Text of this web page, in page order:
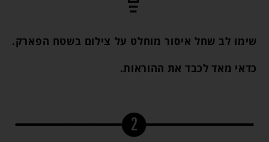
שימו לב שחל איסור מוחלט על צילום בשטח הפארק.
כדאי מאד לכבד את ההוראות.